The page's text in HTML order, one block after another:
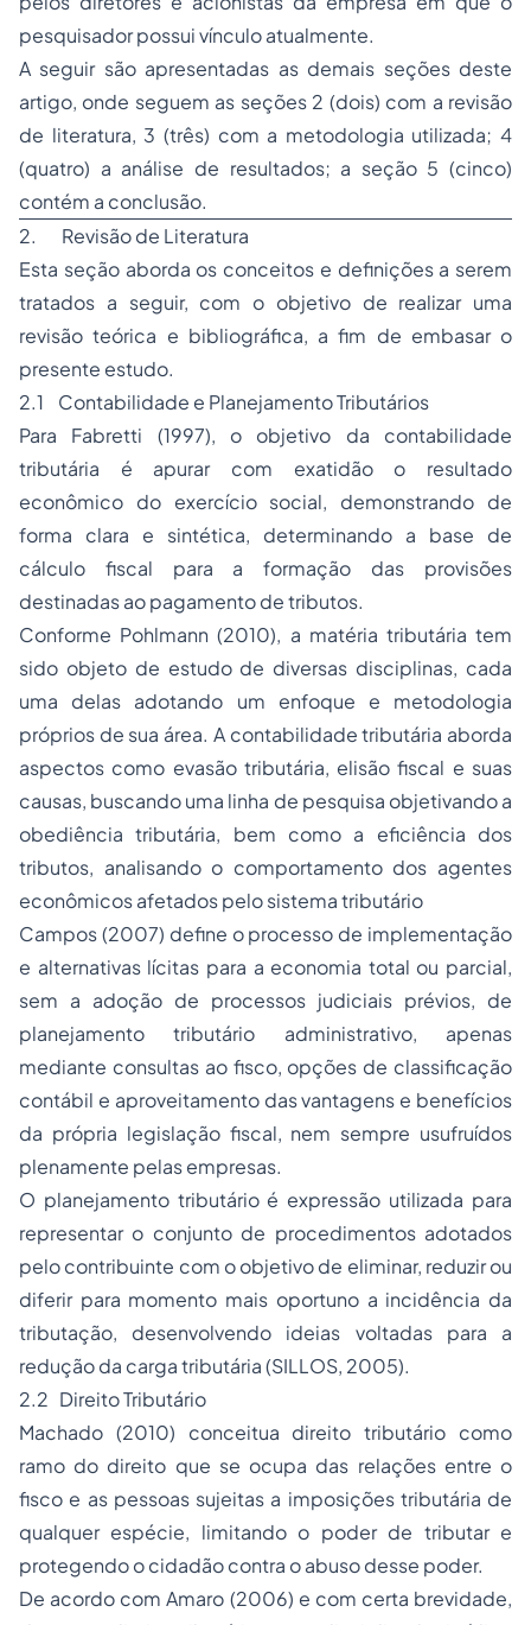
pesquisador possui vínculo atualmente.
A seguir são apresentadas as demais seções deste
artigo, onde seguem as seções 2 (dois) com a revisão
de literatura, 3 (três) com a metodologia utilizada; 4
(quatro) a análise de resultados; a seção 5 (cinco)
contém a conclusão.
2. Revisão de Literatura
Esta seção aborda os conceitos e definições a serem
tratados a seguir, com o objetivo de realizar uma
revisão teórica e bibliográfica, a fim de embasar o
presente estudo.
2.1 Contabilidade e Planejamento Tributários
Para Fabretti (1997), o objetivo da contabilidade
tributária é apurar com exatidão o resultado
econômico do exercício social, demonstrando de
forma clara e sintética, determinando a base de
cálculo fiscal para a formação das provisões
destinadas ao pagamento de tributos.
Conforme Pohlmann (2010), a matéria tributária tem
sido objeto de estudo de diversas disciplinas, cada
uma delas adotando um enfoque e metodologia
próprios de sua área. A contabilidade tributária aborda
aspectos como evasão tributária, elisão fiscal e suas
causas, buscando uma linha de pesquisa objetivando a
obediência tributária, bem como a eficiência dos
tributos, analisando o comportamento dos agentes
econômicos afetados pelo sistema tributário
Campos (2007) define o processo de implementação
e alternativas lícitas para a economia total ou parcial,
sem a adoção de processos judiciais prévios, de
planejamento tributário administrativo, apenas
mediante consultas ao fisco, opções de classificação
contábil e aproveitamento das vantagens e benefícios
da própria legislação fiscal, nem sempre usufruídos
plenamente pelas empresas.
O planejamento tributário é expressão utilizada para
representar o conjunto de procedimentos adotados
pelo contribuinte com o objetivo de eliminar, reduzir ou
diferir para momento mais oportuno a incidência da
tributação, desenvolvendo ideias voltadas para a
redução da carga tributária (SILLOS, 2005).
2.2 Direito Tributário
Machado (2010) conceitua direito tributário como
ramo do direito que se ocupa das relações entre o
fisco e as pessoas sujeitas a imposições tributária de
qualquer espécie, limitando o poder de tributar e
protegendo o cidadão contra o abuso desse poder.
De acordo com Amaro (2006) e com certa brevidade,